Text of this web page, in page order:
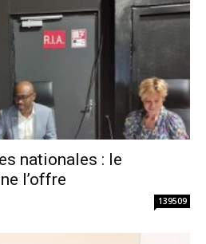
nationales : le
l’offre
139509